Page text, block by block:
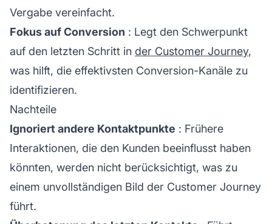
Vergabe vereinfacht.
Fokus auf Conversion : Legt den Schwerpunkt
auf den letzten Schritt in der Customer Journey,
was hilft, die effektivsten Conversion-Kanäle zu
identifizieren.
Nachteile
Ignoriert andere Kontaktpunkte : Frühere
Interaktionen, die den Kunden beeinflusst haben
könnten, werden nicht berücksichtigt, was zu
einem unvollständigen Bild der Customer Journey
führt.